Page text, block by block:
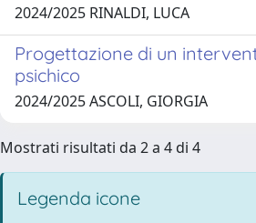
2024/2025 RINALDI, LUCA
Progettazione di un
psichico
2024/2025 ASCOLI, GIORGIA
Mostrati risultati da 2 a 4 di 4
Legenda icone